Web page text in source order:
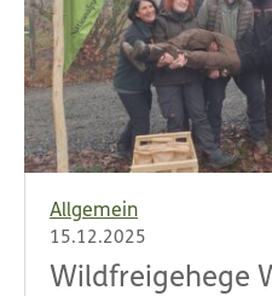
Allgemein
15.12.2025
Wildfreigehege